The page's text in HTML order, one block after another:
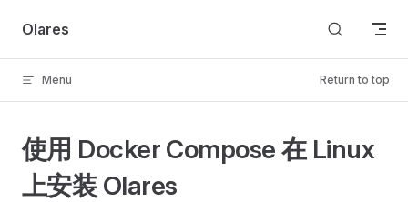
Skip to content
Olares
Menu Return to top
使用 Docker Compose 在 Linux
上安装 Olares